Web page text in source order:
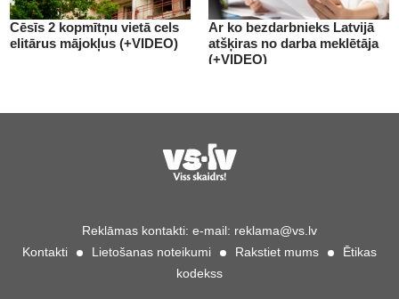
Cēsīs 2 kopmītņu vietā cels
elitārus mājokļus (+VIDEO)
Ar ko bezdarbnieks Latvijā
atšķiras no darba meklētāja
(+VIDEO)
Reklāmas kontakti: e-mail: reklama@vs.lv
Kontakti
Lietošanas noteikumi Rakstiet mums
Ētikas
kodekss